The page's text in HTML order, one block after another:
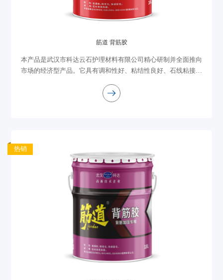
筋道 背筋胶
本产品是武汉市科达云石护理材料有限公司精心研制并全面推向
市场的经济型产品。它具有调和性好、粘结性良好、石线粘接打
装饰工程及石材加工
热销